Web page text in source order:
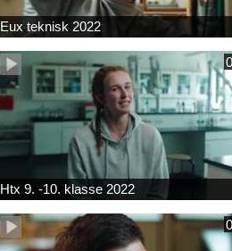
Eux teknisk 2022
Htx 9. -10. klasse 2022